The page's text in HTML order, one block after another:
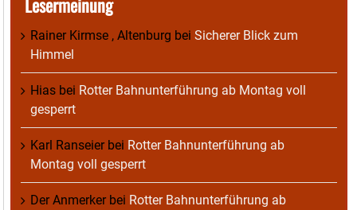
Rainer Kirmse , Altenburg bei Sicherer Blick zum
Himmel
Hias bei Rotter Bahnunterführung ab Montag voll
gesperrt
Karl Ranseierbei Rotter Bahnunterführung ab
Montag voll gesperrt
Der Anmerkerbei Rotter Bahnunterführung ab